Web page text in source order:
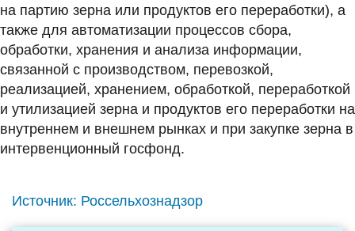
на партию зерна или продуктов его переработки), а
также для автоматизации процессов сбора,
обработки, хранения и анализа информации,
связанной с производством, перевозкой,
реализацией, хранением, обработкой, переработкой
и утилизацией зерна и продуктов его переработки на
внутреннем и внешнем рынках и при закупке зерна в
интервенционный госфонд.
Источник: Россельхознадзор